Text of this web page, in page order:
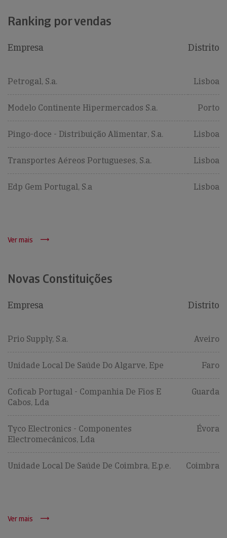
Ranking por vendas
Empresa Distrito
Petrogal, S.a. Lisboa
Modelo Continente Hipermercados S.a. Porto
Pingo-doce - Distribuição Alimentar, S.a. Lisboa
Transportes Aéreos Portugueses, S.a. Lisboa
Edp Gem Portugal, S.a Lisboa
Ver mais
Novas Constituições
Empresa Distrito
Prio Supply, S.a. Aveiro
Unidade Local De Saúde Do Algarve, Epe Faro
Coficab Portugal - Companhia De Fios E
Cabos, Lda
Guarda
Tyco Electronics - Componentes
Electromecânicos, Lda
Évora
Unidade Local De Saúde De Coimbra, E.p.e. Coimbra
Ver mais